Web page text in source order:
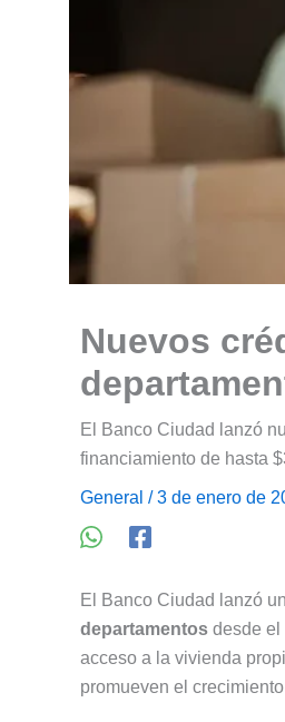
Nuevos
El Banco Ciudad lanzó
financiamiento de hasta
General / 3 de enero de
El Banco Ciudad lanzó
departamentos desde el
acceso a la vivienda
promueven el